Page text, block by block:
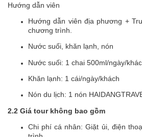
Hướng dẫn viên
Hướng dẫn viên địa phương +
chương trình.
Nước suối, khăn lạnh, nón
Nước suối: 1 chai 500ml/ngày/
Khăn lạnh: 1 cái/ngày/khách
Nón du lịch: 1 nón
2.2 Giá tour không bao gồm
Chi phí cá nhân: Giặt ủi, điện